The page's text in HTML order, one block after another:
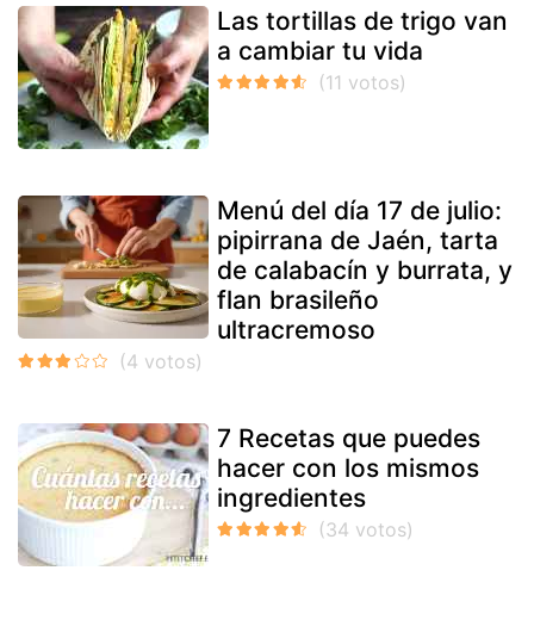
Las tortillas de trigo van
a cambiar tu vida
Menú del día 17 de julio:
pipirrana de Jaén, tarta
de calabacín y burrata, y
flan brasileño
ultracremoso
7 Recetas que puedes
hacer con los mismos
ingredientes